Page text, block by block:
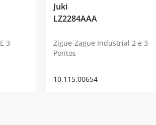
3
Juki
LZ2284AAA
Zigue-Zague Industrial 2 e 3
Pontos
10.115.00654